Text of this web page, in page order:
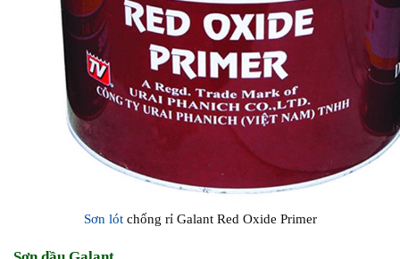
Sơn lótchống rỉ Galant Red Oxide Primer